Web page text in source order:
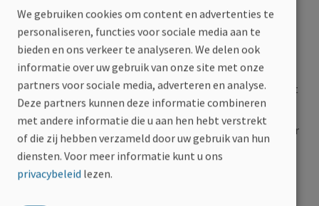
Hoe ziet de planning eruit?
Dinsdag 8 september om 17 uur: onthaal
Woensdag 9 en donderdag 10 september om 9 uur: start
wandelingen
Vrijdag 11 september: laatste wandeldag met om 16 uur
een speciale afsluiter
Wat biedt de 3-bergentocht?
We gebruiken cookies om content en advertenties te
personaliseren, functies voor sociale media aan te
bieden en ons verkeer te analyseren. We delen ook
informatie over uw gebruik van onze site met onze
partners voor sociale media, adverteren en analyse.
Deze partners kunnen deze informatie combineren
met andere informatie die u aan hen hebt verstrekt
of die zij hebben verzameld door uw gebruik van hun
diensten. Voor meer informatie kunt u ons
privacybeleid lezen.